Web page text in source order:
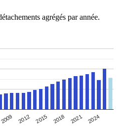
agrégés par année.
2009 2012 2015 2018 2021 2024